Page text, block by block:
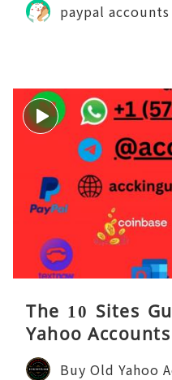
paypal accounts
The 10 Sites
Yahoo
Buy Old Yahoo